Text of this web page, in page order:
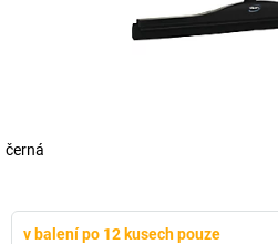
černá
v balení po 12 kusech pouze